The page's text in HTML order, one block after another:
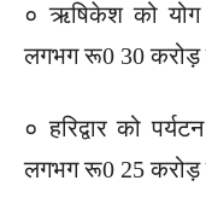
० ऋषिकेश को
लगभग रू0 30 करोड़
० हरिद्वार को
लगभग रू0 25 करोड़